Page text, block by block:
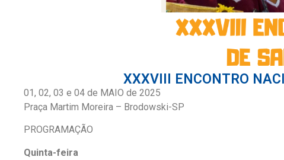
XXXVIII ENCONTRO
01, 02, 03 e 04 de MAIO de 2025
Praça Martim Moreira – Brodowski-SP
PROGRAMAÇÃO
Quinta-feira